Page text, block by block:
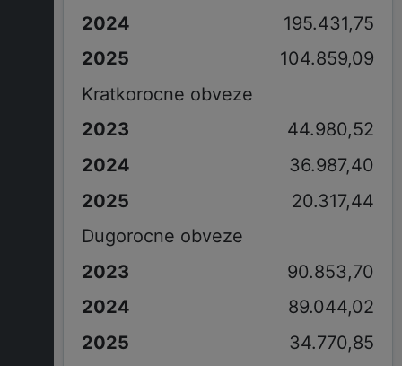
195.431,75
104.859,09
Kratkorocne obveze
44.980,52
36.987,40
20.317,44
Dugorocne obveze
90.853,70
89.044,02
34.770,85